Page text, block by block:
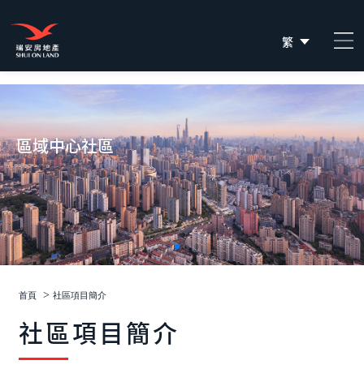
繁
简
EN
區域中心社區
首頁 > 社區項目簡介
社區項目簡介